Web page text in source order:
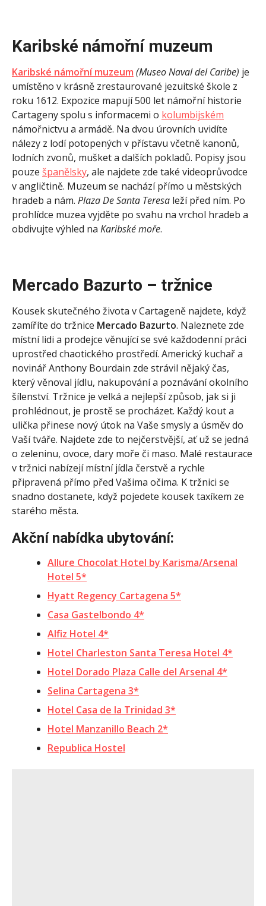
Karibské námořní muzeum
Karibské námořní muzeum (Museo Naval del Caribe) je
umístěno v krásně zrestaurované jezuitské škole z
roku 1612. Expozice mapují 500 let námořní historie
Cartageny spolu s informacemi o kolumbijském
námořnictvu a armádě. Na dvou úrovních uvidíte
nálezy z lodí potopených v přístavu včetně kanonů,
lodních zvonů, mušket a dalších pokladů. Popisy jsou
pouze španělsky, ale najdete zde také videoprůvodce
v angličtině. Muzeum se nachází přímo u městských
hradeb a nám. Plaza De Santa Teresa leží před ním. Po
prohlídce muzea vyjděte po svahu na vrchol hradeb a
obdivujte výhled na Karibské moře.
Mercado Bazurto – tržnice
Kousek skutečného života v Cartageně najdete, když
zamíříte do tržnice Mercado Bazurto. Naleznete zde
místní lidi a prodejce věnující se své každodenní práci
uprostřed chaotického prostředí. Americký kuchař a
novinář Anthony Bourdain zde strávil nějaký čas,
který věnoval jídlu, nakupování a poznávání okolního
šílenství. Tržnice je velká a nejlepší způsob, jak si ji
prohlédnout, je prostě se procházet. Každý kout a
ulička přinese nový útok na Vaše smysly a úsměv do
Vaší tváře. Najdete zde to nejčerstvější, ať už se jedná
o zeleninu, ovoce, dary moře či maso. Malé restaurace
v tržnici nabízejí místní jídla čerstvě a rychle
připravená přímo před Vašima očima. K tržnici se
snadno dostanete, když pojedete kousek taxíkem ze
starého města.
Akční nabídka ubytování:
Allure Chocolat Hotel by Karisma/Arsenal
Hotel 5*
Hyatt Regency Cartagena 5*
Casa Gastelbondo 4*
Alfiz Hotel 4*
Hotel Charleston Santa Teresa Hotel 4*
Hotel Dorado Plaza Calle del Arsenal 4*
Selina Cartagena 3*
Hotel Casa de la Trinidad 3*
Hotel Manzanillo Beach 2*
Republica Hostel